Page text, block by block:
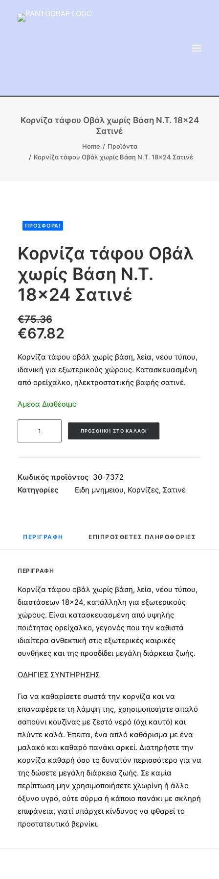
ΕΙΔΗ ΜΝΗΜΕΙΟΥ
ΑΔΑΜΑΝΤΟΦΟΡΟΙ ΔΙΣΚΟΙ
ΠΡΟΪΟΝΤΑ ΜΑΡΜΆΡΟΥ
Products
search
CART
Κορνίζα τάφου Οβάλ χωρίς Βάση Ν.Τ. 18×24
Σατινέ
Home
Προϊόντα
Κορνίζα τάφου Οβάλ χωρίς Βάση Ν.Τ. 18×24 Σατινέ
ΠΡΟΣΦΟΡΆ!
Κορνίζα τάφου Οβάλ
χωρίς Βάση Ν.Τ.
18×24 Σατινέ
€75.36
€67.82
Κορνίζα τάφου οβάλ χωρίς βάση, λεία, νέου τύπου,
ιδανική για εξωτερικούς χώρους. Κατασκευασμένη
από ορείχαλκο, ηλεκτροστατικής βαφής σατινέ.
Άμεσα Διαθέσιμο
Βάση
Ν.Τ.
ΠΡΟΣΘΉΚΗ ΣΤΟ ΚΑΛΆΘΙ
Κωδικός προϊόντος 30-7372
Κατηγορίες
Ειδη μνημειου, Κορνίζες, Σατινέ
ΠΕΡΙΓΡΑΦΉ ΕΠΙΠΡΌΣΘΕΤΕΣ ΠΛΗΡΟΦΟΡΊΕΣ
ΠΕΡΙΓΡΑΦΉ
Κορνίζα τάφου οβάλ χωρίς βάση, λεία, νέου τύπου,
διαστάσεων 18×24, κατάλληλη για εξωτερικούς
χώρους. Είναι κατασκευασμένη από υψηλής
ποιότητας ορείχαλκο, γεγονός που την καθιστά
ιδιαίτερα ανθεκτική στις εξωτερικές καιρικές
συνθήκες και της προσδίδει μεγάλη διάρκεια ζωής.
ΟΔΗΓΙΕΣ ΣΥΝΤΗΡΗΣΗΣ
Για να καθαρίσετε σωστά την κορνίζα και να
επαναφέρετε τη λάμψη της, χρησιμοποιήστε απαλό
σαπούνι κουζίνας με ζεστό νερό (όχι καυτό) και
πλύντε καλά. Έπειτα, ένα απλό καθάρισμα με ένα
μαλακό και καθαρό πανάκι αρκεί. Διατηρήστε την
κορνίζα καθαρή όσο το δυνατόν περισσότερο για να
της δώσετε μεγάλη διάρκεια ζωής. Σε καμία
περίπτωση μην χρησιμοποιήσετε χλωρίνη ή άλλο
όξυνο υγρό, ούτε σύρμα ή κάποιο πανάκι με σκληρή
επιφάνεια, γιατί υπάρχει κίνδυνος να φθαρεί το
προστατευτικό βερνίκι.